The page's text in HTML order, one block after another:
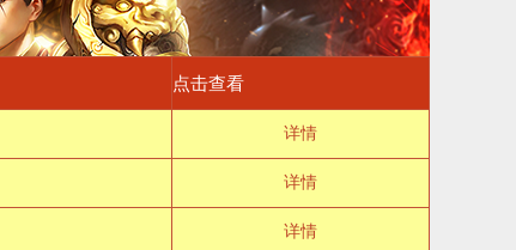
点击查看
详情
详情
详情